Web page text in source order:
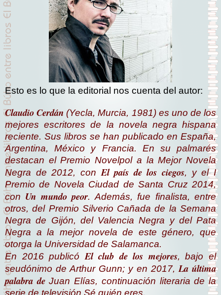
Esto es lo que la editorial nos cuenta del autor:
Claudio Cerdán (Yecla, Murcia, 1981) es uno de los
mejores escritores de la novela negra hispana
reciente. Sus libros se han publicado en España,
Argentina, México y Francia. En su palmarés
destacan el Premio Novelpol a la Mejor Novela
Negra de 2012, con El país de los ciegos, y el I
Premio de Novela Ciudad de Santa Cruz 2014,
con Un mundo peor. Además, fue finalista, entre
otros, del Premio Silverio Cañada de la Semana
Negra de Gijón, del Valencia Negra y del Pata
Negra a la mejor novela de este género, que
otorga la Universidad de Salamanca.
En 2016 publicó El club de los mejores, bajo el
seudónimo de Arthur Gunn; y en 2017, La última
palabra deJuan Elías, continuación literaria de la
serie de televisión Sé quién eres.